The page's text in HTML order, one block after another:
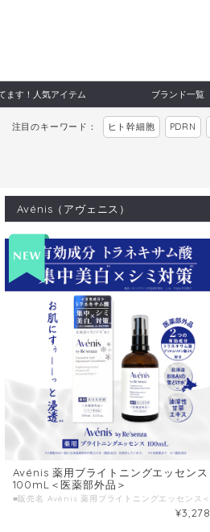
ます！人気アイテム ブランド一覧
注目のキーワード： ヒト幹細胞 PDRN
Avénis（アヴェニス）
Avénis 薬用ブライトニングエッセンス
100mL＜医薬部外品＞
¥3,278